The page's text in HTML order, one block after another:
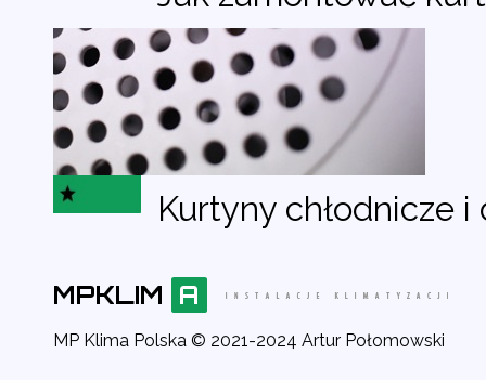
Kurtyny chłodnicze
MP Klima Polska © 2021-2024 Artur Połomowski